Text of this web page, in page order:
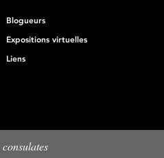
Blogueurs
Expositions virtuelles
Liens
consulates